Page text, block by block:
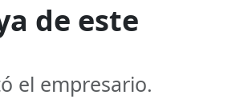
de este
el empresario.